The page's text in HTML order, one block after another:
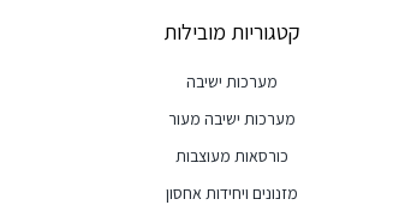
קטגוריות מובילות
מערכות ישיבה
מערכות ישיבה מעור
כורסאות מעוצבות
מזנונים ויחידות אחסון